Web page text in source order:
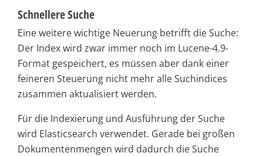
Schnellere Suche
Eine weitere wichtige Neuerung betrifft die Suche:
Der Index wird zwar immer noch im Lucene-4.9-
Format gespeichert, es müssen aber dank einer
feineren Steuerung nicht mehr alle Such­indi­ces
zusammen aktualisiert werden.
Für die Indexierung und Ausführung der Suche
wird Elasticsearch verwendet. Gerade bei großen
Dokumentenmengen wird dadurch die Suche